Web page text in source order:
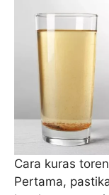
Cara kuras
Pertama,